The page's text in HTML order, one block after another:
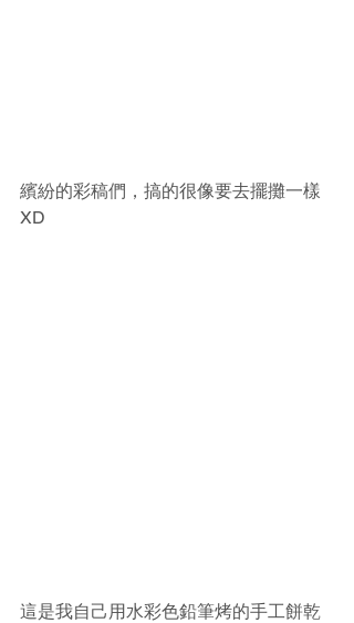
繽紛的彩稿們，搞的很像要去擺攤一樣
XD
這是我自己用水彩色鉛筆烤的手工餅乾